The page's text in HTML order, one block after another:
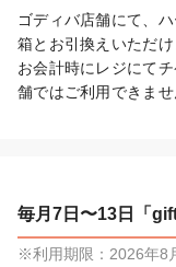
ゴディバ店舗にて、
箱とお引換えいただけ
お会計時にレジにて
舗ではご利用できませ
毎月7日〜13日「
※利用期限：2026年8